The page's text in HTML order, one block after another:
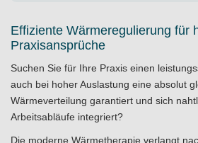
Effiziente Wärmeregulierung für
Praxisansprüche
Suchen Sie für Ihre Praxis einen
auch bei hoher Auslastung eine absolut
Wärmeverteilung garantiert und sich
Arbeitsabläufe integriert?
Die moderne Wärmetherapie verlangt